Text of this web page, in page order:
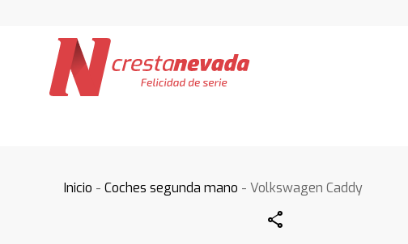
Inicio -Coches segunda mano - Volkswagen Caddy
Share